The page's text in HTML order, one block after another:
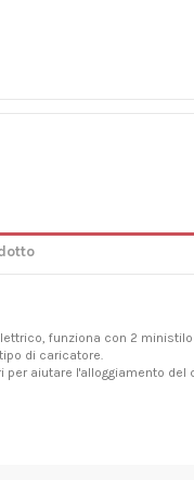
funziona con 2
di caricatore.
per aiutare l'alloggiamento